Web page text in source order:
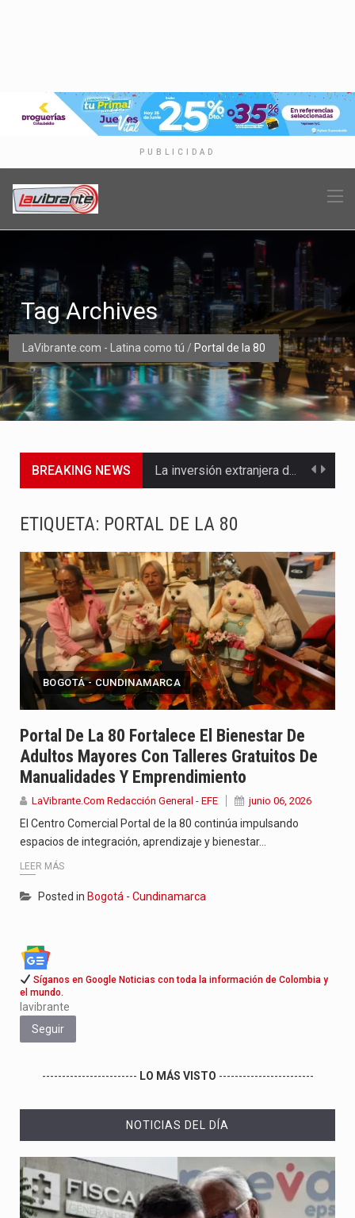
PUBLICIDAD
LaVibrante.com - Latina como tú / Portal de la 80
Tag Archives
BREAKING NEWS La inversión extranjera directa en Colombia comenzó a dar señales…
A pocas horas del cambio de gobierno, el equipo de…
La Alcaldía de Barranquilla puso en marcha un amplio plan…
Si eres un trader que prefiere lidiar con condiciones de…
Saber cómo borrar el historial de operaciones en MT4 es…
Jhon Arias continúa consolidándose como una de las grandes figuras…
La cantautora venezolana Joaquina vuelve a sorprender a sus seguidores…
La investigación por la muerte de Kevin Arley Acosta Pico,…
ETIQUETA: PORTAL DE LA 80
BOGOTÁ - CUNDINAMARCA
Portal De La 80 Fortalece El Bienestar De
Adultos Mayores Con Talleres Gratuitos De
Manualidades Y Emprendimiento
LaVibrante.Com Redacción General - EFE junio 06, 2026
El Centro Comercial Portal de la 80 continúa impulsando
espacios de integración, aprendizaje y bienestar…
LEER MÁS
Posted in Bogotá - Cundinamarca
Síganos en Google Noticias con toda la información de Colombia y
el mundo.
lavibrante
Seguir
------------------------ LO MÁS VISTO ------------------------
NOTICIAS DEL DÍA